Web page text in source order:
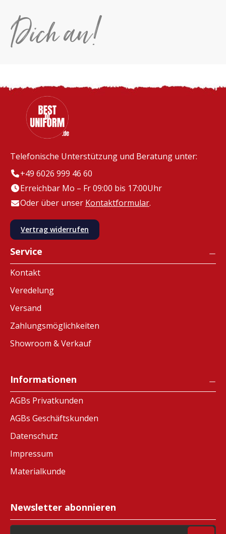
Dich an!
Telefonische Unterstützung und Beratung unter:
+49 6026 999 46 60
Erreichbar Mo – Fr 09:00 bis 17:00Uhr
Oder über unser Kontaktformular.
Vertrag widerrufen
Service
Kontakt
Veredelung
Versand
Zahlungsmöglichkeiten
Showroom & Verkauf
Informationen
AGBs Privatkunden
AGBs Geschäftskunden
Datenschutz
Impressum
Materialkunde
Newsletter abonnieren